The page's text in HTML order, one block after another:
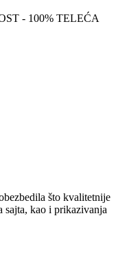
- 100% TELEĆA
što kvalitetnije
kao i prikazivanja